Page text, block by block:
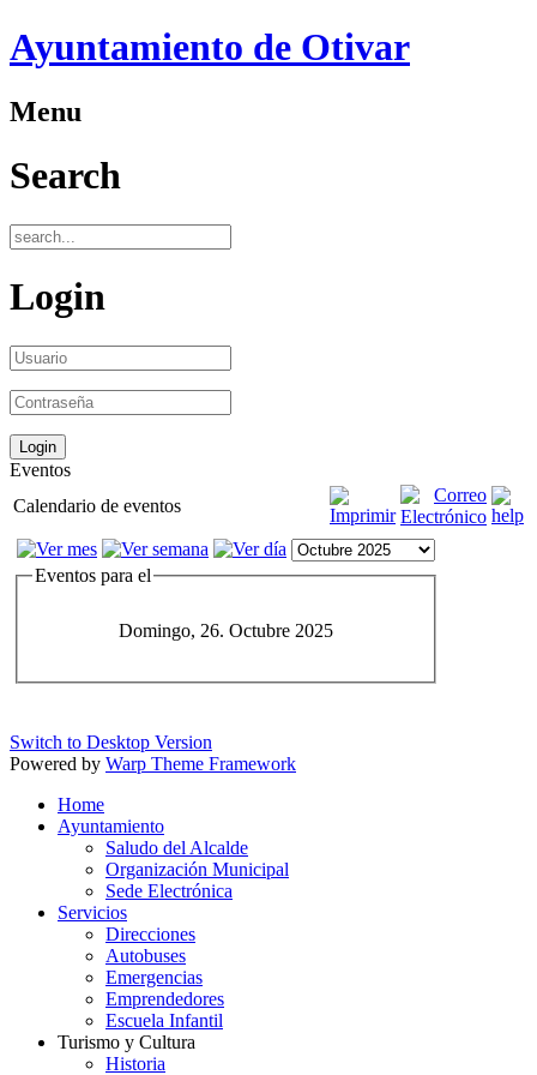
Ayuntamiento de Otivar
Menu
Search
Login
Eventos
Calendario de eventos
Eventos para el
Domingo, 26. Octubre 2025
Switch to Desktop Version
Powered by Warp Theme Framework
Home
Ayuntamiento
Saludo del Alcalde
Organización Municipal
Sede Electrónica
Servicios
Direcciones
Autobuses
Emergencias
Emprendedores
Escuela Infantil
Turismo y Cultura
Historia